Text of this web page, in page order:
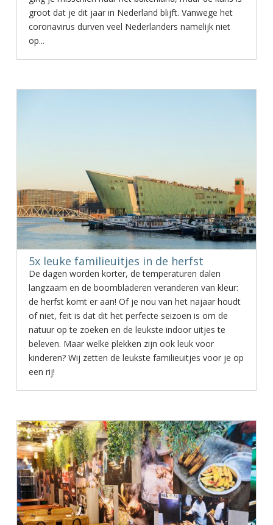
groot dat je dit jaar in Nederland blijft. Vanwege het
coronavirus durven veel Nederlanders namelijk niet
op...
5x leuke familieuitjes in de herfst
De dagen worden korter, de temperaturen dalen
langzaam en de boombladeren veranderen van kleur:
de herfst komt er aan! Of je nou van het najaar houdt
of niet, feit is dat dit het perfecte seizoen is om de
natuur op te zoeken en de leukste indoor uitjes te
beleven. Maar welke plekken zijn ook leuk voor
kinderen? Wij zetten de leukste familieuitjes voor je op
een rij!